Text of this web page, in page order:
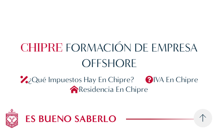
CHIPRE FORMACIÓN DE EMPRESA
OFFSHORE
¿Qué Impuestos Hay En Chipre?
IVA En Chipre
Residencia En Chipre
ES BUENO SABERLO